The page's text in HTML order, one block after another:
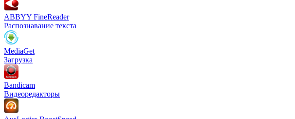
ABBYY FineReader
Распознавание текста
MediaGet
Загрузка
Bandicam
Видеоредакторы